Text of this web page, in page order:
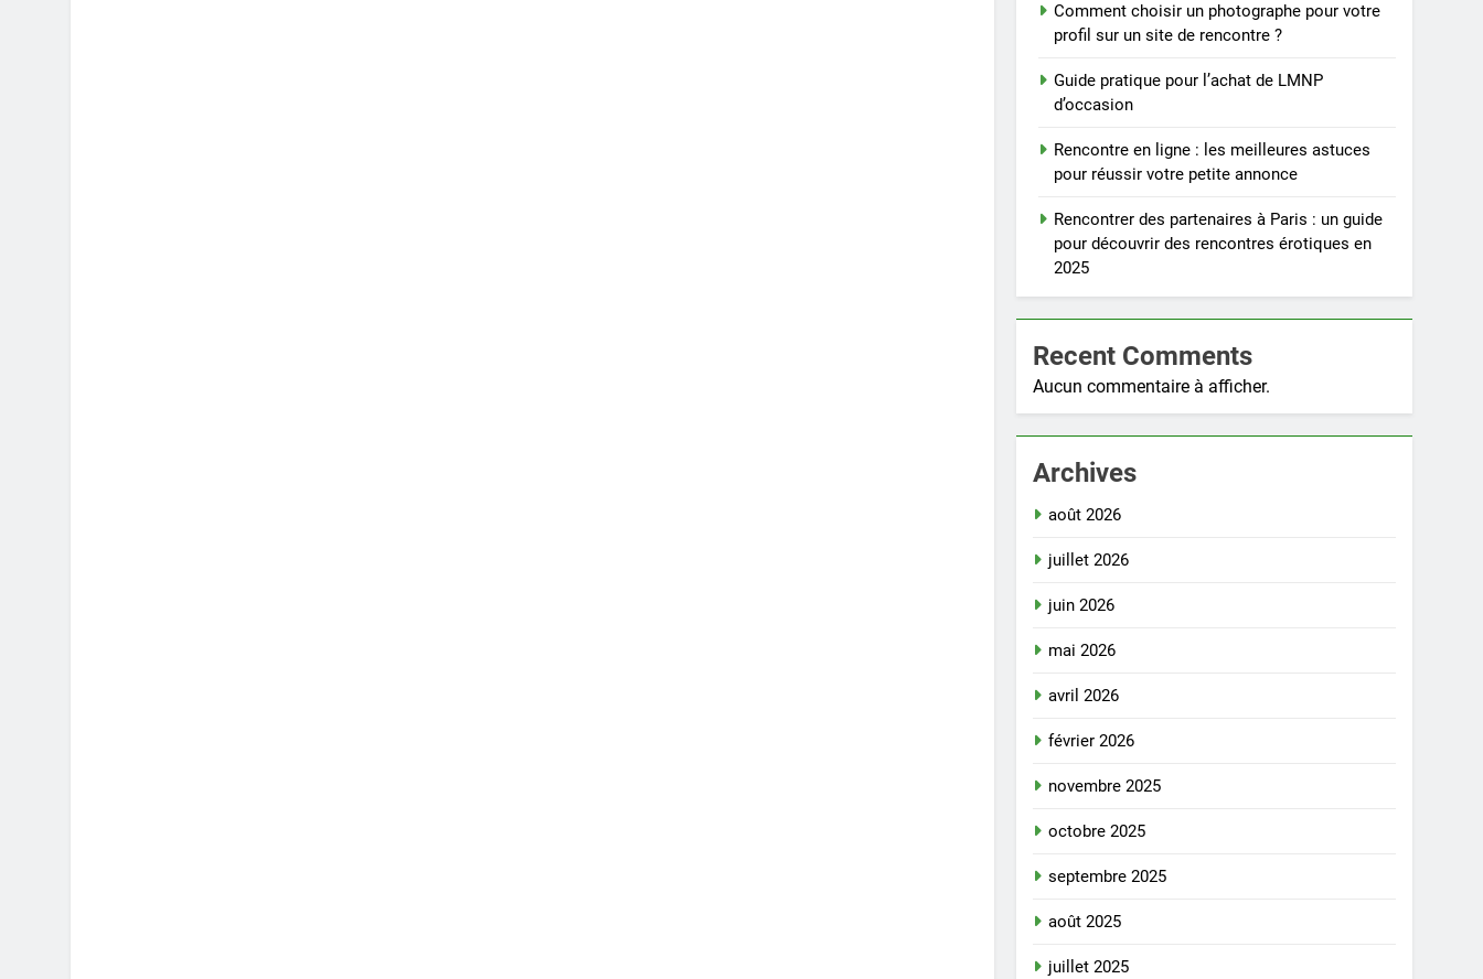
Comment choisir un photographe pour votre
profil sur un site de rencontre ?
Guide pratique pour l’achat de LMNP
d’occasion
Rencontre en ligne : les meilleures astuces
pour réussir votre petite annonce
Rencontrer des partenaires à Paris : un guide
pour découvrir des rencontres érotiques en
2025
Recent Comments
Aucun commentaire à afficher.
Archives
août 2026
juillet 2026
juin 2026
mai 2026
avril 2026
février 2026
novembre 2025
octobre 2025
septembre 2025
août 2025
juillet 2025